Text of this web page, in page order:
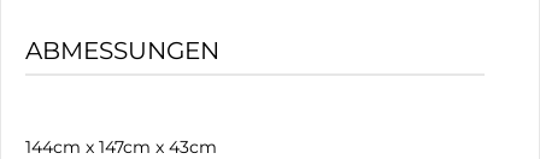
ABMESSUNGEN
144cm x 147cm x 43cm